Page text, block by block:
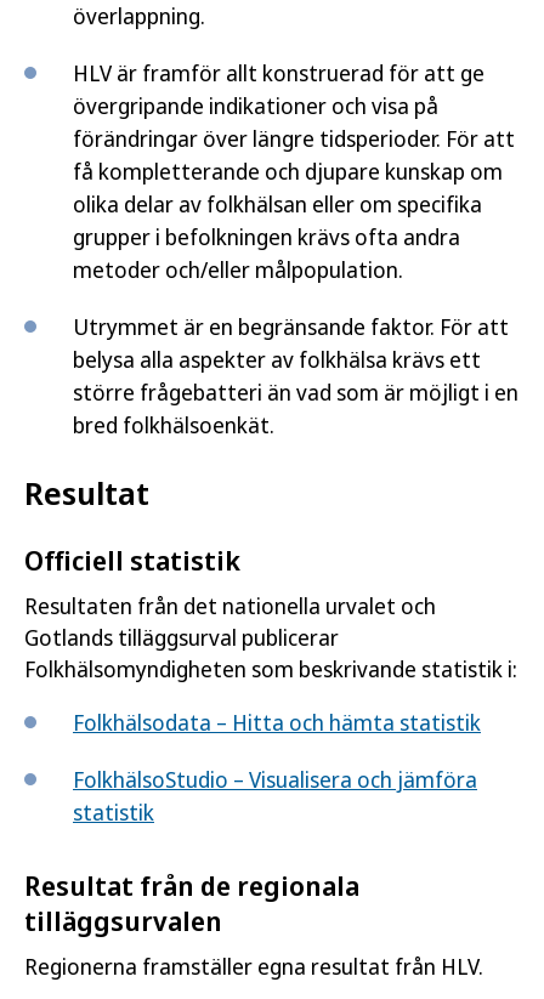
överlappning.
HLV är framför allt konstruerad för att ge
övergripande indikationer och visa på
förändringar över längre tidsperioder. För att
få kompletterande och djupare kunskap om
olika delar av folkhälsan eller om specifika
grupper i befolkningen krävs ofta andra
metoder och/eller målpopulation.
Utrymmet är en begränsande faktor. För att
belysa alla aspekter av folkhälsa krävs ett
större frågebatteri än vad som är möjligt i en
bred folkhälsoenkät.
Resultat
Officiell statistik
Resultaten från det nationella urvalet och
Gotlands tilläggsurval publicerar
Folkhälsomyndigheten som beskrivande statistik i:
Folkhälsodata – Hitta och hämta statistik
FolkhälsoStudio – Visualisera och jämföra
statistik
Resultat från de regionala
tilläggsurvalen
Regionerna framställer egna resultat från HLV.